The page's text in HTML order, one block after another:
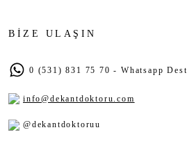
BİZE ULAŞIN
0 (531) 831 75 70 - Whatsapp
info@dekantdoktoru.com
@dekantdoktoruu